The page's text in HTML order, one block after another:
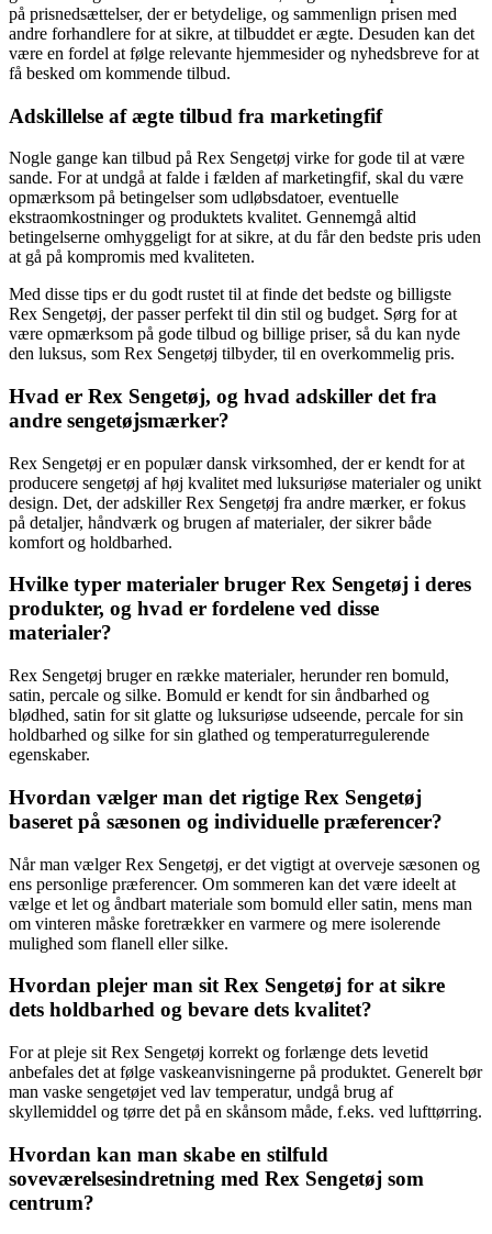
på prisnedsættelser, der er betydelige, og sammenlign prisen med
andre forhandlere for at sikre, at tilbuddet er ægte. Desuden kan det
være en fordel at følge relevante hjemmesider og nyhedsbreve for at
få besked om kommende tilbud.
Adskillelse af ægte tilbud fra marketingfif
Nogle gange kan tilbud på Rex Sengetøj virke for gode til at være
sande. For at undgå at falde i fælden af marketingfif, skal du være
opmærksom på betingelser som udløbsdatoer, eventuelle
ekstraomkostninger og produktets kvalitet. Gennemgå altid
betingelserne omhyggeligt for at sikre, at du får den bedste pris uden
at gå på kompromis med kvaliteten.
Med disse tips er du godt rustet til at finde det bedste og billigste
Rex Sengetøj, der passer perfekt til din stil og budget. Sørg for at
være opmærksom på gode tilbud og billige priser, så du kan nyde
den luksus, som Rex Sengetøj tilbyder, til en overkommelig pris.
Hvad er Rex Sengetøj, og hvad adskiller det fra
andre sengetøjsmærker?
Rex Sengetøj er en populær dansk virksomhed, der er kendt for at
producere sengetøj af høj kvalitet med luksuriøse materialer og unikt
design. Det, der adskiller Rex Sengetøj fra andre mærker, er fokus
på detaljer, håndværk og brugen af materialer, der sikrer både
komfort og holdbarhed.
Hvilke typer materialer bruger Rex Sengetøj i deres
produkter, og hvad er fordelene ved disse
materialer?
Rex Sengetøj bruger en række materialer, herunder ren bomuld,
satin, percale og silke. Bomuld er kendt for sin åndbarhed og
blødhed, satin for sit glatte og luksuriøse udseende, percale for sin
holdbarhed og silke for sin glathed og temperaturregulerende
egenskaber.
Hvordan vælger man det rigtige Rex Sengetøj
baseret på sæsonen og individuelle præferencer?
Når man vælger Rex Sengetøj, er det vigtigt at overveje sæsonen og
ens personlige præferencer. Om sommeren kan det være ideelt at
vælge et let og åndbart materiale som bomuld eller satin, mens man
om vinteren måske foretrækker en varmere og mere isolerende
mulighed som flanell eller silke.
Hvordan plejer man sit Rex Sengetøj for at sikre
dets holdbarhed og bevare dets kvalitet?
For at pleje sit Rex Sengetøj korrekt og forlænge dets levetid
anbefales det at følge vaskeanvisningerne på produktet. Generelt bør
man vaske sengetøjet ved lav temperatur, undgå brug af
skyllemiddel og tørre det på en skånsom måde, f.eks. ved lufttørring.
Hvordan kan man skabe en stilfuld
soveværelsesindretning med Rex Sengetøj som
centrum?